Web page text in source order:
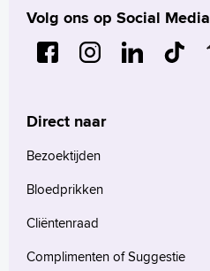
Volg ons op Social Media
Direct naar
Bezoektijden
Bloedprikken
Cliëntenraad
Complimenten of Suggestie